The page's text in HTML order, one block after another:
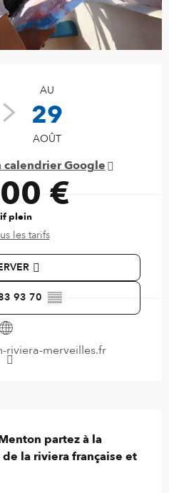
AU
29
AOÛT
calendrier Google
€
plein
les tarifs
93 70 ▒▒
riviera-merveilles.fr
partez à la
la riviera française et